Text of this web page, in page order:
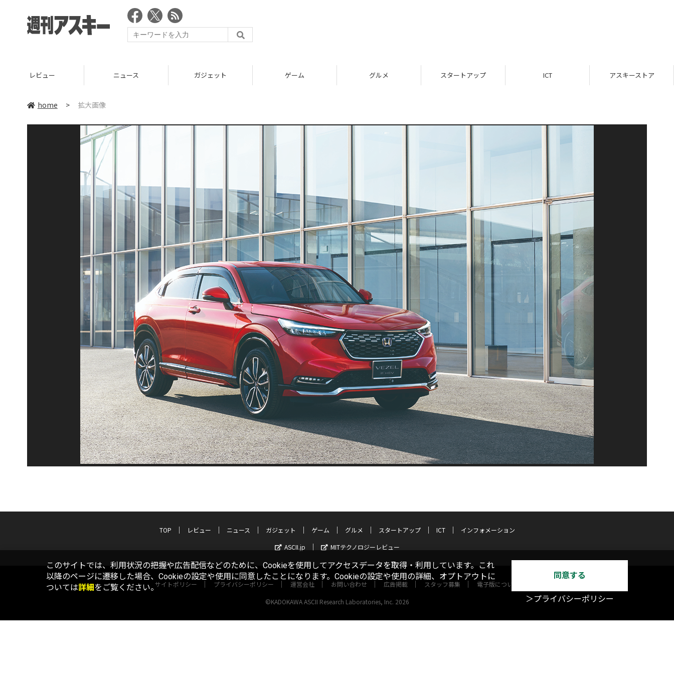
レビュー ニュース ガジェット ゲーム グルメ スタートアップ ICT アスキーストア
home > 拡大画像
TOP レビュー ニュース ガジェット ゲーム グルメ スタートアップ ICT
インフォメーション
ASCII.jp
MITテクノロジーレビュー
サイトポリシー プライバシーポリシー 運営会社 お問い合わせ 広告掲載 スタッフ募集 電子版について
©KADOKAWA ASCII Research Laboratories, Inc. 2026
このサイトでは、利用状況の把握や広告配信などのために、Cookieを使用してアクセスデータを取得・利用しています。これ
以降のページに遷移した場合、Cookieの設定や使用に同意したことになります。Cookieの設定や使用の詳細、オプトアウトに
ついては詳細をご覧ください。
同意する
＞プライバシーポリシー